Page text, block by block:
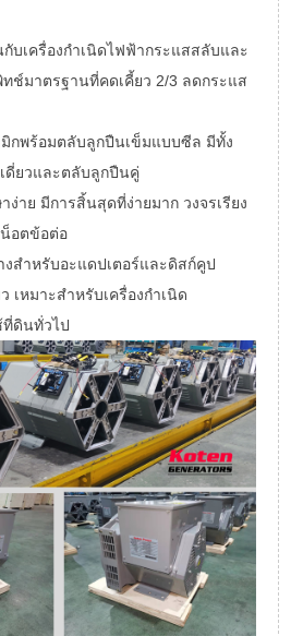
บเครื่องกำเนิดไฟฟ้ากระแสสลับและ
ช์มาตรฐานที่คดเคี้ยว 2/3 ลดกระแส
กพร้อมตลับลูกปืนเข็มแบบซีล มีทั้ง
ดี่ยวและตลับลูกปืนคู่
ง่าย มีการสิ้นสุดที่ง่ายมาก วงจรเรียง
อตข้อต่อ
สำหรับอะแดปเตอร์และดิสก์คูป
เหมาะสำหรับเครื่องกำเนิด
ดินทั่วไป